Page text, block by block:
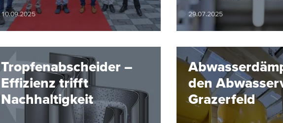
10.09.2025
Wintereinbruch installieren.
29.07.2025
Tropfenabscheider –
Effizienz trifft
Nachhaltigkeit
den
Grazerfeld